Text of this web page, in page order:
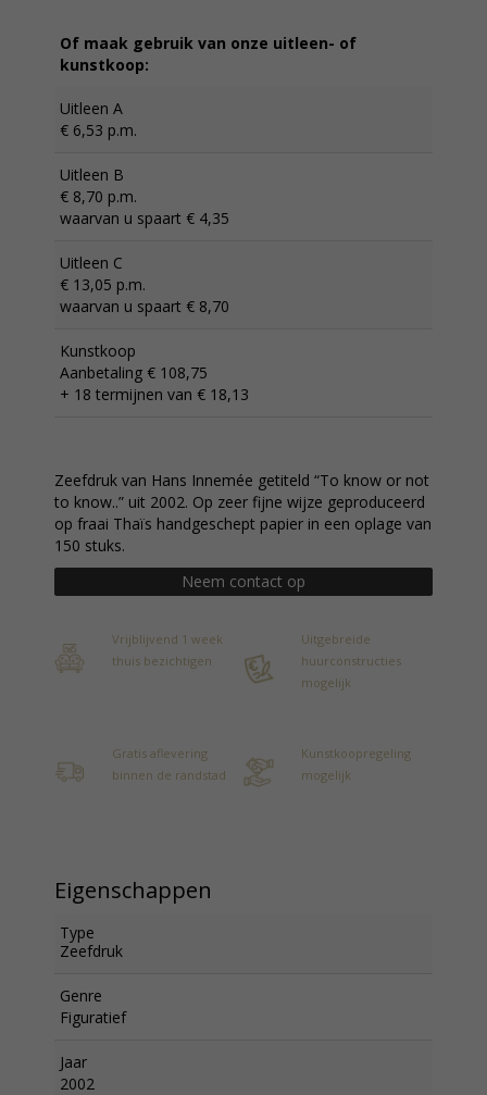
Of maak gebruik van onze uitleen- of
kunstkoop:
Uitleen A
€ 6,53 p.m.
Uitleen B
€ 8,70 p.m.
waarvan u spaart € 4,35
Uitleen C
€ 13,05 p.m.
waarvan u spaart € 8,70
Kunstkoop
Aanbetaling € 108,75
+ 18 termijnen van € 18,13
Zeefdruk van Hans Innemée getiteld “To know or not
to know..” uit 2002. Op zeer fijne wijze geproduceerd
op fraai Thaïs handgeschept papier in een oplage van
150 stuks.
Neem contact op
Vrijblijvend 1 week
thuis bezichtigen
Uitgebreide
huurconstructies
mogelijk
Gratis aflevering
binnen de randstad
Kunstkoopregeling
mogelijk
Eigenschappen
Type
Zeefdruk
Genre
Figuratief
Jaar
2002